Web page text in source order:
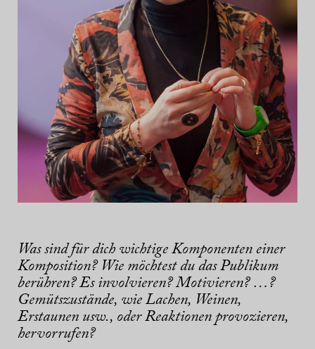
Was sind für dich wichtige Komponenten einer
Komposition? Wie möchtest du das Publikum
berühren? Es involvieren? Motivieren? …?
Gemütszustände, wie Lachen, Weinen,
Erstaunen usw., oder Reaktionen provozieren,
hervorrufen?